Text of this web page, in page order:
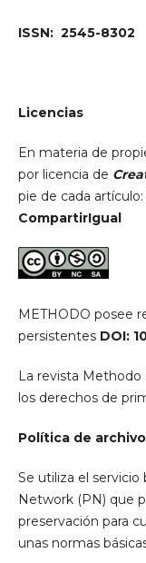
ISSN: 2545-8302
Licencias
En materia de
por licencia de
pie de cada artículo:
CompartirIgual
METHODO posee
persistentesDOI:
La revista Methodo
los derechos de
Política de
Se utiliza el
Network (PN) que
preservación para
unas normas